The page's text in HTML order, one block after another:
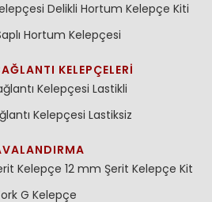
Delikli Hortum Kelepçe Kiti
Hortum Kelepçesi
KELEPÇELERI
Kelepçesi Lastikli
Kelepçesi Lastiksiz
Kelepçe 12 mm Şerit Kelepçe Kit
G Kelepçe